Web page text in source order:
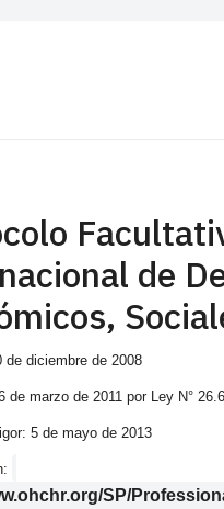
de
de diciembre de 2008
de marzo de 2011 por Ley N°
5 de mayo de 2013
SP/